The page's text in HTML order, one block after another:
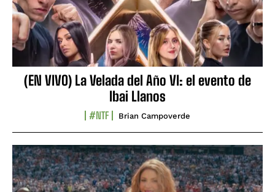
(EN VIVO) La Velada del Año VI: el evento de
Ibai Llanos
#NTF Brian Campoverde